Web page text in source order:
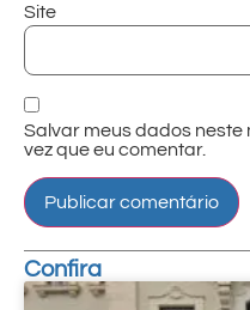
Site
Salvar meus dados
vez que eu comentar.
Confira